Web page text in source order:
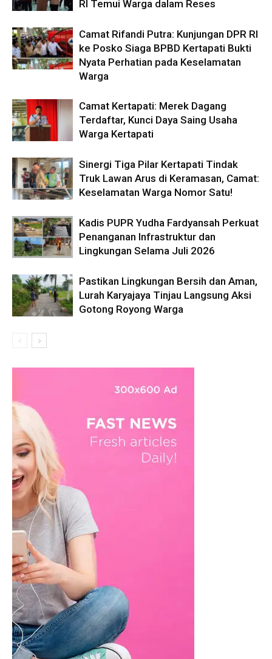
RI Temui Warga dalam Reses
Camat Rifandi Putra: Kunjungan DPR RI
ke Posko Siaga BPBD Kertapati Bukti
Nyata Perhatian pada Keselamatan
Warga
Camat Kertapati: Merek Dagang
Terdaftar, Kunci Daya Saing Usaha
Warga Kertapati
Sinergi Tiga Pilar Kertapati Tindak
Truk Lawan Arus di Keramasan, Camat:
Keselamatan Warga Nomor Satu!
Kadis PUPR Yudha Fardyansah Perkuat
Penanganan Infrastruktur dan
Lingkungan Selama Juli 2026
Pastikan Lingkungan Bersih dan Aman,
Lurah Karyajaya Tinjau Langsung Aksi
Gotong Royong Warga